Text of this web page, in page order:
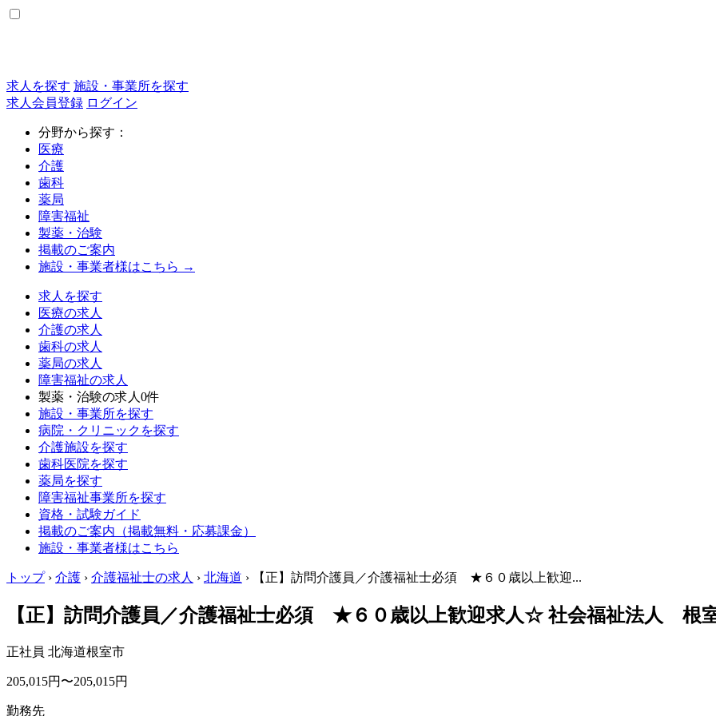
求人を探す 施設・事業所を探す
求人会員登録 ログイン
分野から探す：
医療
介護
歯科
薬局
障害福祉
製薬・治験
掲載のご案内
施設・事業者様はこちら →
求人を探す
医療の求人
介護の求人
歯科の求人
薬局の求人
障害福祉の求人
製薬・治験の求人 0件
施設・事業所を探す
病院・クリニックを探す
介護施設を探す
歯科医院を探す
薬局を探す
障害福祉事業所を探す
資格・試験ガイド
掲載のご案内（掲載無料・応募課金）
施設・事業者様はこちら
トップ › 介護 › 介護福祉士の求人 › 北海道 › 【正】訪問介護員／介護福祉士必須 ★６０歳以上歓迎...
【正】訪問介護員／介護福祉士必須 ★６０歳以上歓迎求人☆ 社会福祉法人 根
正社員 北海道根室市
205,015円〜205,015円
勤務先